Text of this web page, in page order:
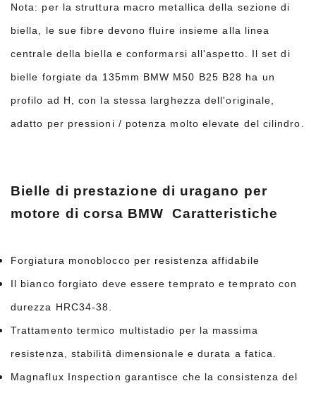
Nota: per la struttura macro metallica della sezione di
biella, le sue fibre devono fluire insieme alla linea
centrale della biella e conformarsi all'aspetto. Il set di
bielle forgiate da 135mm BMW M50 B25 B28 ha un
profilo ad H, con la stessa larghezza dell'originale,
adatto per pressioni / potenza molto elevate del cilindro.
Bielle di prestazione di uragano per
motore di corsa BMW
Caratteristiche
Forgiatura monoblocco per resistenza affidabile
Il bianco forgiato deve essere temprato e temprato con
durezza HRC34-38.
Trattamento termico multistadio per la massima
resistenza, stabilità dimensionale e durata a fatica.
Magnaflux Inspection garantisce che la consistenza del